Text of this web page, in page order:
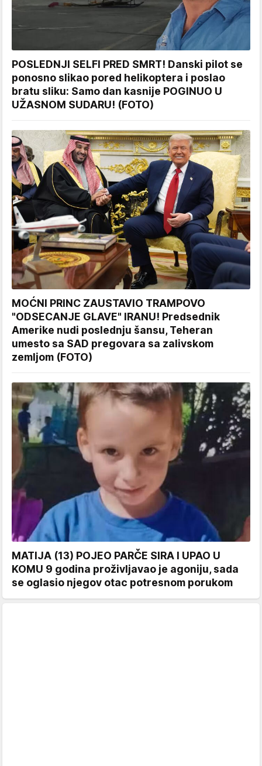
POSLEDNJI SELFI PRED SMRT! Danski pilot se
ponosno slikao pored helikoptera i poslao
bratu sliku: Samo dan kasnije POGINUO U
UŽASNOM SUDARU! (FOTO)
MOĆNI PRINC ZAUSTAVIO TRAMPOVO
"ODSECANJE GLAVE" IRANU! Predsednik
Amerike nudi poslednju šansu, Teheran
umesto sa SAD pregovara sa zalivskom
zemljom (FOTO)
MATIJA (13) POJEO PARČE SIRA I UPAO U
KOMU 9 godina proživljavao je agoniju, sada
se oglasio njegov otac potresnom porukom